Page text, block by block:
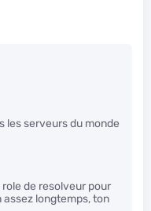
les serveurs du monde
de resolveur pour
assez longtemps, ton